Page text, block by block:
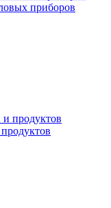
приборов